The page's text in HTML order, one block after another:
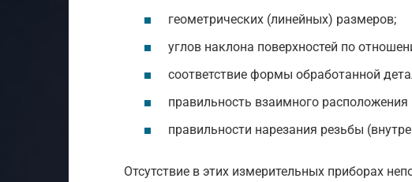
геометрических (линейных) размеров;
углов наклона поверхностей по
соответствие формы обработанной
правильность взаимного расположения
правильности нарезания резьбы
Отсутствие в этих измерительных приборах